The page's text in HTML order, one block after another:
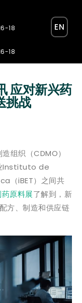
18
18
EN
应对新兴药
挑战
组织（CDMO）
Instituto de
（iBET）之间共
原料展了解到，新
方、制造和供应链